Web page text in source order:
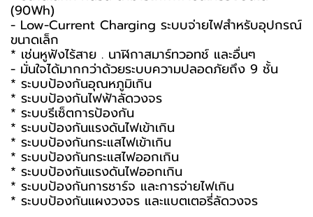
(90Wh)
- Low-Current Charging ระบบจ่ายไฟสำหรับอุปกรณ์
ขนาดเล็ก
* เช่นหูฟังไร้สาย . นาฬิกาสมาร์ทวอทช์ และอื่นๆ
- มั่นใจได้มากกว่าด้วยระบบความปลอดภัยถึง 9 ชั้น
* ระบบป้องกันอุณหภูมิเกิน
* ระบบป้องกันไฟฟ้าลัดวงจร
* ระบบรีเซ็ตการป้องกัน
* ระบบป้องกันแรงดันไฟเข้าเกิน
* ระบบป้องกันกระแสไฟเข้าเกิน
* ระบบป้องกันกระแสไฟออกเกิน
* ระบบป้องกันแรงดันไฟออกเกิน
* ระบบป้องกันการชาร์จ และการจ่ายไฟเกิน
* ระบบป้องกันแผงวงจร และแบตเตอรี่ลัดวงจร